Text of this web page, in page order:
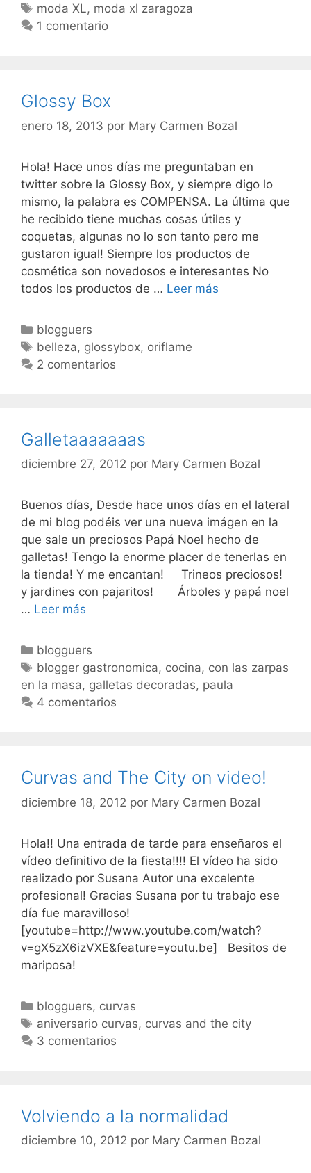
Etiquetas
moda XL, moda xl zaragoza
1 comentario
Glossy Box
enero 18, 2013 por Mary Carmen Bozal
Hola! Hace unos días me preguntaban en
twitter sobre la Glossy Box, y siempre digo lo
mismo, la palabra es COMPENSA. La última que
he recibido tiene muchas cosas útiles y
coquetas, algunas no lo son tanto pero me
gustaron igual! Siempre los productos de
cosmética son novedosos e interesantes No
todos los productos de … Leer más
Categorías
blogguers
Etiquetas
belleza, glossybox, oriflame
2 comentarios
Galletaaaaaaas
diciembre 27, 2012 por Mary Carmen Bozal
Buenos días, Desde hace unos días en el lateral
de mi blog podéis ver una nueva imágen en la
que sale un preciosos Papá Noel hecho de
galletas! Tengo la enorme placer de tenerlas en
la tienda! Y me encantan! Trineos preciosos!
y jardines con pajaritos! Árboles y papá noel
… Leer más
Categorías
blogguers
Etiquetas
blogger gastronomica, cocina, con las zarpas
en la masa, galletas decoradas, paula
4 comentarios
Curvas and The City on video!
diciembre 18, 2012 por Mary Carmen Bozal
Hola!! Una entrada de tarde para enseñaros el
vídeo definitivo de la fiesta!!!! El vídeo ha sido
realizado por Susana Autor una excelente
profesional! Gracias Susana por tu trabajo ese
día fue maravilloso!
[youtube=http://www.youtube.com/watch?
v=gX5zX6izVXE&feature=youtu.be] Besitos de
mariposa!
Categorías
blogguers, curvas
Etiquetas
aniversario curvas, curvas and the city
3 comentarios
Volviendo a la normalidad
diciembre 10, 2012 por Mary Carmen Bozal